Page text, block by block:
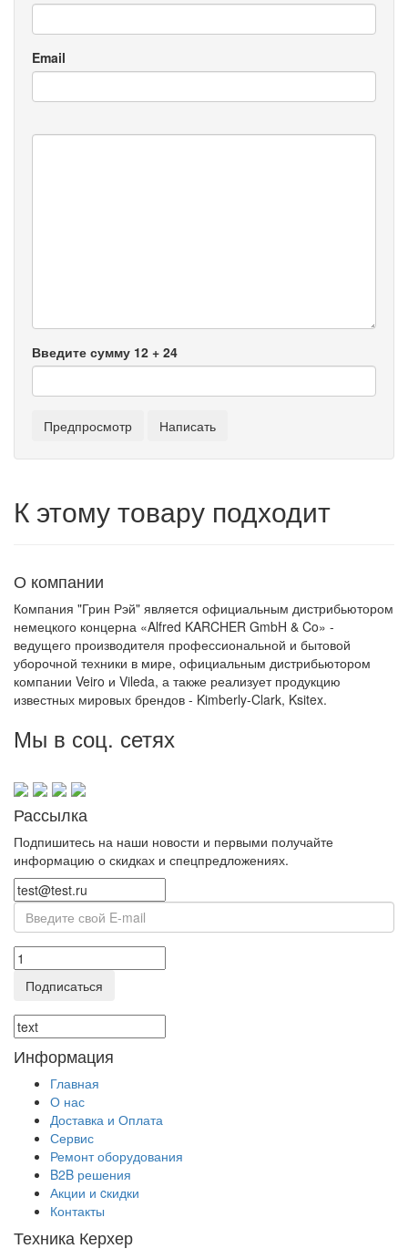
Email
Введите сумму 12 + 24
К этому товару подходит
О компании
Компания "Грин Рэй" является официальным дистрибьютором
немецкого концерна «Alfred KARCHER GmbH & Co» -
ведущего производителя профессиональной и бытовой
уборочной техники в мире, официальным дистрибьютором
компании Veiro и Vileda, а также реализует продукцию
известных мировых брендов - Kimberly-Clark, Ksitex.
Мы в соц. сетях
Рассылка
Подпишитесь на наши новости и первыми получайте
информацию о скидках и спецпредложениях.
Подписаться
Информация
Главная
О нас
Доставка и Оплата
Сервис
Ремонт оборудования
B2B решения
Акции и cкидки
Контакты
Техника Керхер